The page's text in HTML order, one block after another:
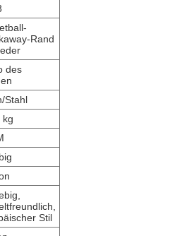
Rand
des
Stahl
kg
Stil